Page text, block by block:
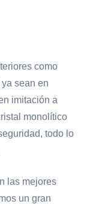
como
sean en
imitación a
monolítico
todo lo
las mejores
un gran